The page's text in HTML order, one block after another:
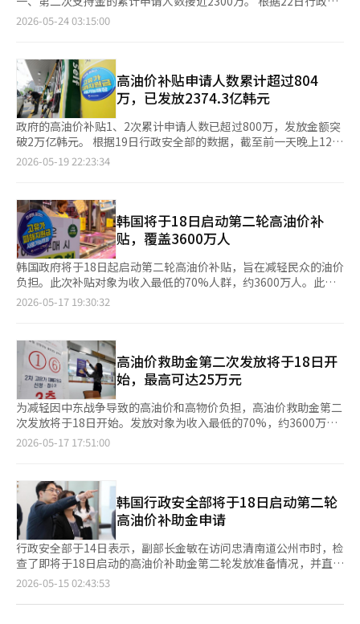
然而，这在很大程度上是由于日本当局在4月底以来的日元买入干
预。财务省在上个月29日宣布，4月28日至5月27日的干预金额为
恢复日元的实际价值。武田认为，高市政权的增长战略投资是否能
促进国内产业发展和吸引海外资金至关重要。瑞穗综合研究所的首
席经济学家东深川健也指出，预期通胀稳定在2%水平至关重要。
企业若预期物价上涨而提高工资，这将推动服务价格上涨，从而有
助于日元的实际价值回升。 然而，东深川健也认为，预期通胀的
上升要实现工资和物价的良性循环“需要一年的时间”。最终，虽
然可以通过外汇市场干预暂时防御汇率，但由于原油进口负担、扩
DRAM和NAND闪存价格的急剧上涨使得出口额大幅增加，但这并
不意味着韩国整体产业竞争力的结构性跃升。 依赖半导体的经济
体上升；但当行业下滑时，增长率、投资和股市都会受到影响。目
前这种特定产业占据出口增长大部分的结构，从长远来看并不健
康。 重要的是，9244亿美元的出口并不是终点，更重要的是之后
的战略。必须基于AI半导体的竞争力，提升整个制造业的水平。需
要将产业生态系统扩展到机器人、自动驾驶、生物、能源基础设
施、下一代电网、国防、智能工厂等领域。在AI时代，胜利者将是
那些能够将AI广泛应用于现实产业的国家，而不仅仅是制造优秀半
导体的国家。 政府也不应满足于数字。应更加果敢地扩大研发投
支撑。 出口1万亿美元无疑是一个值得骄傲的目标，但这并不是终
点。现在需要的不是对打破记录的欢呼，而是为下一个产业革命做
好冷静的战略准备。半导体超级周期是一个机会，但如果不能将这
个机会转化为国家竞争力的结构性跃升，那么现在的繁荣也终将成
为过眼云烟。韩国经济真正需要准备的，不是出口1万亿美元，而
是“半导体之后的韩国”。
全部的数据，截至前一天晚上12时，高油价受害支持金第一、第二
低收入阶层和单亲家庭等优先发放的第一次支持金，共有305万
1000人申请，申请率为94.4%，发放金额为17324亿韩元。 自18
日起开始申请的第二次支持金，目前申请人数已达19863000人，
申请率为60.7%，发放金额为26493亿韩元。第二次支持金面向收
入最低的70%国民发放。在第二次申请期间，未能申请第一次支持
金的对象也可以一并申请。 在支持金领取方式上，申请信用卡和
借记卡的人数最多，达到15692326人。其次是申请地区爱心商品
券的手机和卡型3696819人，预付卡3099965人，地区爱心商品券
67.39%；光州66.26%，釜山66.19%，大邱65.77%，大田
65.67%等紧随其后。首尔的申请率为62.83%，而济州则为
61.01%，为最低水平。 此外，政府自上月27日至本月8日，已优
先向社会弱势群体发放第一次支持金，第二次申请将持续到7月3
日。第一、第二次支持金的使用期限均为8月31日，逾期未使用的
余额将自动作废。※ 本报道经人工智能（AI）系统翻译与编辑。
2026-05-24 03:15:00
高油价补贴申请人数累计超过804
万，已发放2374.3亿韩元
政府的高油价补贴1、2次累计申请人数已超过800万，发放金额突
破2万亿韩元。 根据19日行政安全部的数据，截至前一天晚上12
时，高油价补贴1、2次累计申请人数为804万4281人，占总发放对
元。 按支付方式来看，申请信用卡和借记卡的人数最多，达到478
万7716人。其次是预付卡162万8787人，移动和卡型地方爱心商
品券142万1863人，纸质券20万5915人。 按地区统计，京畿道的
申请人数最多，达到186万1185人，其次是首尔123万3812人，釜
山60万1491人，庆南55万9596人，仁川52万682人。 申请率方
面，电南道最高，达到26.88%。其次是全北25.69%，釜山
24.91%，光州24.43%，庆北23.40%。 此外，政府自18日起开始
针对收入最低的70%国民进行高油价补贴第二次申请和接收。根据
元，人口减少地区优待支持地区20万韩元，人口减少地区特别支持
地区25万韩元。 未能在第一次申请和发放期间（4月27日至5月8
日）申请高油价补贴的第一次发放对象，也可以在此次第二次期间
申请。 高油价补贴第二次发放将于7月3日下午6时截止，约7周内
可通过线上或线下申请，申请者可选择信用卡、借记卡、预付卡或
地方爱心商品券中的任意方式进行发放。使用期限为8月31日。※
本报道经人工智能（AI）系统翻译与编辑。
2026-05-19 22:23:34
韩国将于18日启动第二轮高油价补
贴，覆盖3600万人
韩国政府将于18日起启动第二轮高油价补贴，旨在减轻民众的油价
负担。此次补贴对象为收入最低的70%人群，约3600万人。此次
补贴是对第一次发放的补贴的进一步支持，旨在应对油价上涨和物
于单收入家庭，月缴纳健康保险费在13万韩元以下的1人家庭和14
万韩元以下的2人家庭均可获得补贴。地区缴纳者的标准为1人家庭
8万韩元，2人家庭12万韩元。这一标准间接反映了收入水平，旨
在简化行政程序，同时确保筛选效果。 政府在设定补贴对象时，
除了简单的收入标准外，还考虑了资产规模。因为如果劳动收入较
低但资产较多，可能会引发公平性问题。若财产税的课税标准总额
超过12亿韩元或金融收入超过2000万韩元，则不在补贴对象之
列。相反，对于双职工等多收入家庭，补贴标准将比单收入家庭多
响。 补贴金额根据居住地区的不同而有所差异。居住在首都圈的
人可获得10万韩元，而非首都圈的人则可获得15万韩元。此外，
政府指定的人口减少地区将获得20万韩元，特殊支持地区的补贴最
高可达25万韩元。 申请时间为至7月3日。曾为第一次补贴对象但
未申请的低收入家庭和单亲家庭等弱势群体也可在此期间重新申
请。 申请方式为信用卡或借记卡充值，或以地方货币的形式进
行。申请可通过信用卡公司网站、应用程序、呼叫中心、自动语音
服务等在线方式进行，同时也可在乡镇居民中心等线下进行申请。
为减少申请初期的拥堵，第一周将根据出生年份的最后一位数字实
2026-05-17 19:30:32
高油价救助金第二次发放将于18日开
始，最高可达25万元
为减轻因中东战争导致的高油价和高物价负担，高油价救助金第二
次发放将于18日开始。发放对象为收入最低的70%，约3600万
人。 根据行政安全部的说法，第二次发放的对象是根据2026年3月
家庭26万元，4人家庭32万元以下的可获得救助金。地区参保者的
标准为1人家庭8万元，2人家庭12万元，3人家庭19万元，4人家庭
22万元以下。 为了不让双职工等多收入家庭处于不利地位，适用
增加1名家庭成员的标准。例如，包含2名职工的4人家庭，若符合
5人家庭标准39万元以下，则可获得救助金。 不过，去年财产税课
税标准总额超过1.2亿韩元或金融收入总额超过2000万韩元的高资
产者将被排除在外。 救助金金额根据居住地区不同而有所差异。
首都圈居民可获得10万元，非首都圈居民可获得15万元。人口减
少地区的优待支持地区居民可获得20万元，特别支持地区居民可获
2026-05-17 17:51:00
韩国行政安全部将于18日启动第二轮
高油价补助金申请
行政安全部于14日表示，副部长金敏在访问忠清南道公州市时，检
查了即将于18日启动的高油价补助金第二轮发放准备情况，并直接
听取了现场的困难情况。 金副部长当天前往公州市玉龙洞居民中
二轮发放的对象为第一轮发放中未申请的居民，预计申请人数将大
2026-05-15 02:43:53
页